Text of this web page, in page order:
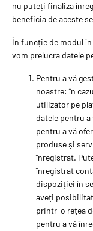
nu puteți finaliza
beneficia de aceste
În funcție de modul
vom prelucra datele
Pentru a vă
noastre: în
utilizator pe
datele pentru
pentru a vă
produse și
înregistrat.
înregistrat
dispoziției în
aveți
printr-o rețea
pentru a vă